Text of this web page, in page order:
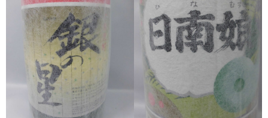
お米
中馬酒店オリジナル
全取扱商品
森伊蔵酒造
村尾酒造